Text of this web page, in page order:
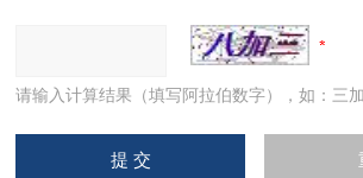
请输入计算结果（填写阿拉伯数字），如：三